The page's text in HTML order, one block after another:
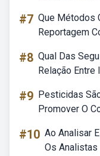
#7 Que Métodos
Reportagem
#8 Qual Das
Relação Entre
#9 Pesticidas
Promover O
#10 Ao Analisar
Os